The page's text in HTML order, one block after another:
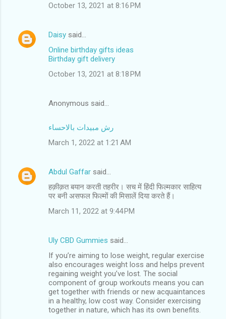
October 13, 2021 at 8:16 PM
Daisy said…
Online birthday gifts ideas
Birthday gift delivery
October 13, 2021 at 8:18 PM
Anonymous said…
رش مبيدات بالاحساء
March 1, 2022 at 1:21 AM
Abdul Gaffar said…
हक़ीक़त बयान करती तहरीर। सच में हिंदी फिल्मकार साहित्य
पर बनी असफल फिल्मों की मिसालें दिया करते हैं।
March 11, 2022 at 9:44 PM
Uly CBD Gummies said…
If you’re aiming to lose weight, regular exercise
also encourages weight loss and helps prevent
regaining weight you’ve lost. The social
component of group workouts means you can
get together with friends or new acquaintances
in a healthy, low cost way. Consider exercising
together in nature, which has its own benefits.